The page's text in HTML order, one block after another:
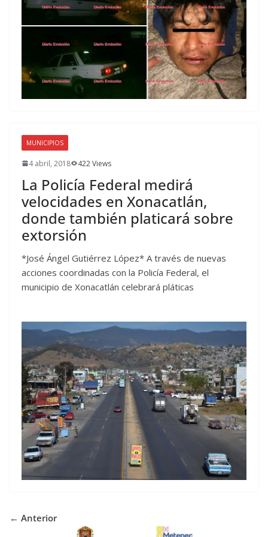
MUNICIPIOS
4 abril, 2018 422 Views
La Policía Federal medirá
velocidades en Xonacatlán,
donde también platicará sobre
extorsión
*José Ángel Gutiérrez López* A través de nuevas
acciones coordinadas con la Policía Federal, el
municipio de Xonacatlán celebrará pláticas
← Anterior